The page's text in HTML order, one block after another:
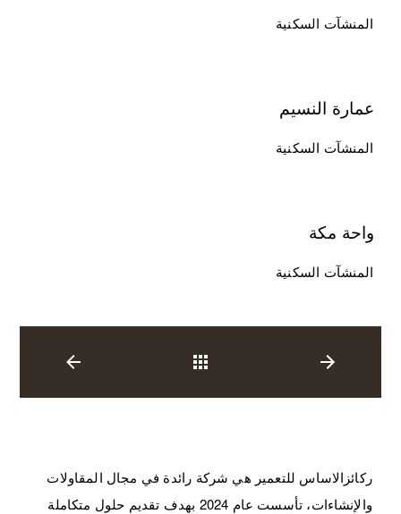
المنشآت السكنية
عمارة النسيم
المنشآت السكنية
واحة مكة
المنشآت السكنية
ركائزالاساس للتعمير هي شركة رائدة في مجال المقاولات
والإنشاءات، تأسست عام 2024 بهدف تقديم حلول متكاملة